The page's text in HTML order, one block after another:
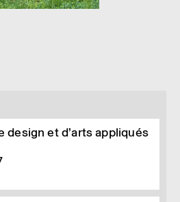
design et d’arts appliqués